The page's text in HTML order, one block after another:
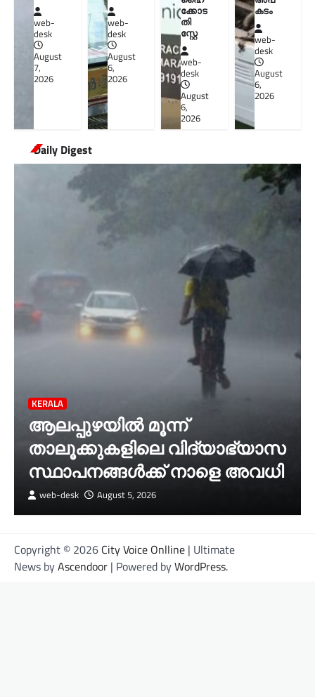
web-
desk
August
7,
2026
web-
desk
August
6,
2026
ക്കോട
തി
സ്റ്റേ
web-
desk
August
6,
2026
കടം
web-
desk
August
6,
2026
Daily Digest
KERALA
ആലപ്പുഴയിൽ മൂന്ന്
താലൂക്കുകളിലെ വിദ്യാഭ്യാസ
സ്ഥാപനങ്ങൾക്ക് നാളെ അവധി
web-desk August 5, 2026
Copyright © 2026 City Voice Onlline | Ultimate
News byAscendoor | Powered byWordPress.